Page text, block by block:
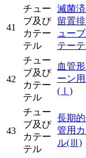
41
チュー
ブ及び
カテー
テル
滅菌
留置
ュー
テー
42
チュー
ブ及び
カテー
テル
血管
ーン
(Ⅰ)
43
チュー
ブ及び
カテー
テル
長期
管用
ル(Ⅲ)